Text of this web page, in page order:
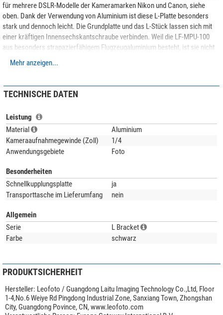
für mehrere DSLR-Modelle der Kameramarken Nikon und Canon, siehe
oben. Dank der Verwendung von Aluminium ist diese L-Platte besonders
stark und dennoch leicht. Die Grundplatte und das L-Stück lassen sich mit
einer kräftigen Innensechskantschraube verbinden. Weil die LF-MPU-100
aus besonders strapazierfähigem Flugzeugaluminium besteht, ist sie nicht
nur leicht, sondern überdies auch sehr kräftig und langlebig.
Legierungmit Magnesium und Silizium als Legierungsbestandteile. Dieses
korrosionsbeständige Material zeichnet sich durch hohe Festigkeit und gute
werden auf modernsten
und sind dadurch deutlich
stabiler als Gußteile. Auch hier macht Leofoto
keine Kompromisse!
Mehr anzeigen...
TECHNISCHE DATEN
Leistung
Material
Aluminium
Kameraaufnahmegewinde (Zoll)
1/4
Anwendungsgebiete
Foto
Besonderheiten
Schnellkupplungsplatte
ja
Transporttasche im Lieferumfang
nein
Allgemein
Serie
L Bracket
Farbe
schwarz
PRODUKTSICHERHEIT
Hersteller: Leofoto / Guangdong Laitu Imaging Technology Co.,Ltd, Floor
1-4,No.6 Weiye Rd Pingdong Industrial Zone, Sanxiang Town, Zhongshan
City, Guangdong Povince, CN, www.leofoto.com